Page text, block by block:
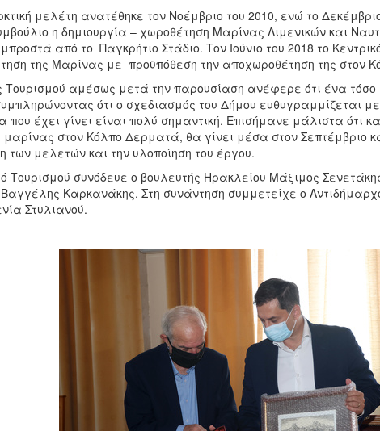
μελέτη ανατέθηκε τον Νοέμβριο του 2010, ενώ το
η δημιουργία – χωροθέτηση Μαρίνας Λιμενικών και
από το Παγκρήτιο Στάδιο. Τον Ιούνιο του 2018 το
της Μαρίνας με προϋπόθεση την αποχωροθέτηση της στον
Τουρισμού αμέσως μετά την παρουσίαση ανέφερε ότι ένα τόσο
ότι ο σχεδιασμός του Δήμου ευθυγραμμίζεται
που έχει γίνει είναι πολύ σημαντική. Επισήμανε μάλιστα ότι
μαρίνας στον Κόλπο Δερματά, θα γίνει μέσα στον Σεπτέμβριο
των μελετών και την υλοποίηση του έργου.
Τουρισμού συνόδευε ο βουλευτής Ηρακλείου Μάξιμος
Καρκανάκης. Στη συνάντηση συμμετείχε ο
Στυλιανού.